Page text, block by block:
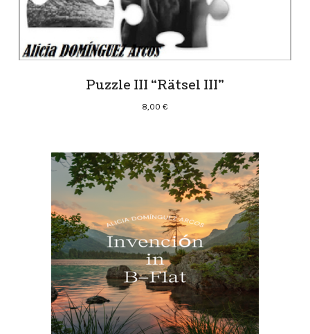
Puzzle III “Rätsel III”
8,00€